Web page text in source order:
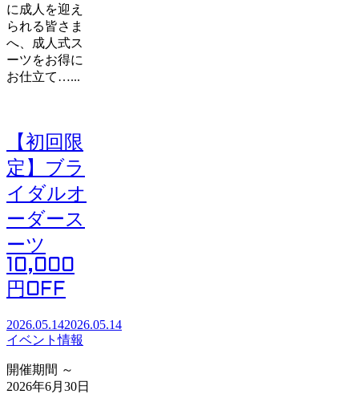
に成人を迎え
られる皆さま
へ、成人式ス
ーツをお得に
お仕立て…...
【初回限
定】ブラ
イダルオ
ーダース
ーツ
10,000
円OFF
2026.05.142026.05.14
イベント情報
開催期間 ～
2026年6月30日